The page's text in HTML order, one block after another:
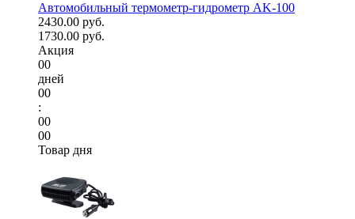
Автомобильный термометр-гидрометр AK-100
2430.00 руб.
1730.00 руб.
Акция
00
дней
00
:
00
00
Товар дня